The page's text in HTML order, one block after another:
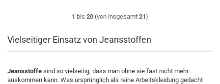
1 bis 20 (von insgesamt 21)
Vielseitiger Einsatz von Jeansstoffen
Jeansstoffe sind so vielseitig, dass man ohne sie fast nicht mehr
auskommen kann. Was ursprünglich als reine Arbeitskleidung gedacht